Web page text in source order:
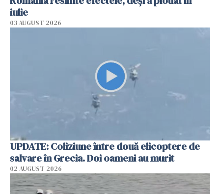
iulie
03 AUGUST 2026
UPDATE: Coliziune între două elicoptere de
salvare în Grecia. Doi oameni au murit
02 AUGUST 2026